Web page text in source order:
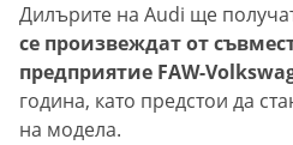
Дилърите на Audi ще
се произвеждат от
предприятие FAW-
година, като предстои да
на модела.